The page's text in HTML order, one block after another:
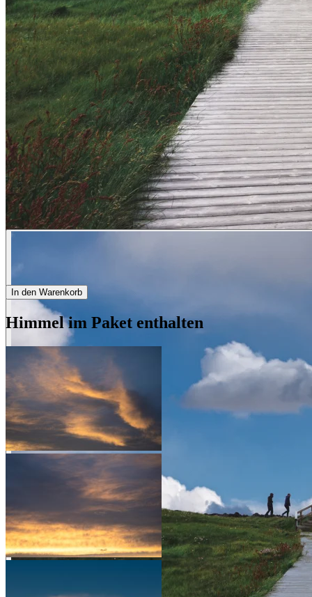
In den Warenkorb
Himmel im Paket enthalten